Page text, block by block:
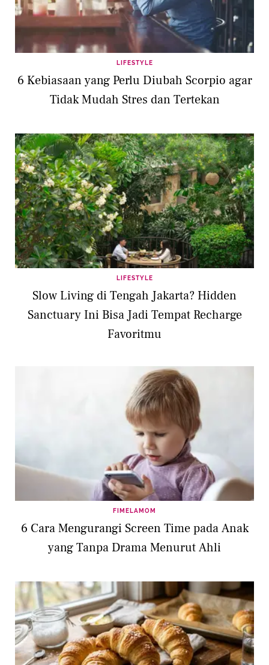
LIFESTYLE
6 Kebiasaan yang Perlu Diubah Scorpio agar
Tidak Mudah Stres dan Tertekan
LIFESTYLE
Slow Living di Tengah Jakarta? Hidden
Sanctuary Ini Bisa Jadi Tempat Recharge
Favoritmu
FIMELAMOM
6 Cara Mengurangi Screen Time pada Anak
yang Tanpa Drama Menurut Ahli